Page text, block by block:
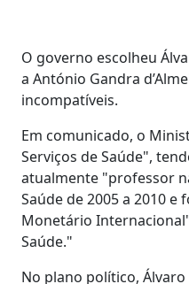
O governo escolheu
a António Gandra
incompatíveis.
Em comunicado, o
Serviços de Saúde",
atualmente "professor
Saúde de 2005 a 2010
Monetário
Saúde."
No plano político,